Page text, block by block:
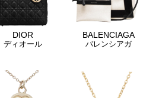
DIOR
ディオール
BALENCIAGA
バレンシアガ